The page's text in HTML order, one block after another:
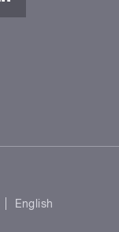
English